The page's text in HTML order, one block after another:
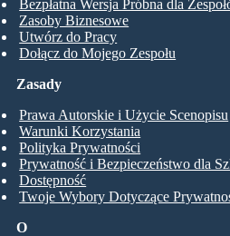
Bezpłatna Wersja Próbna dla
Zasoby Biznesowe
Utwórz do Pracy
Dołącz do Mojego Zespołu
O
Zasady
Prawa Autorskie i Użycie Scenopisu
Warunki Korzystania
Polityka Prywatności
Prywatność i Bezpieczeństwo dla
Dostępność
Twoje Wybory Dotyczące